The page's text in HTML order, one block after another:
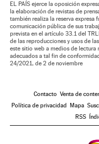
EL PAÍS ejerce la oposición
la elaboración de revistas de
también realiza la reserva
comunicación pública de sus
prevista en el artículo 33.1 del
de las reproducciones y usos de
este sitio web a medios de lectura
adecuados a tal fin de
24/2021, de 2 de noviembre
Contacto Venta de
Política de privacidad
Mapa
RSS